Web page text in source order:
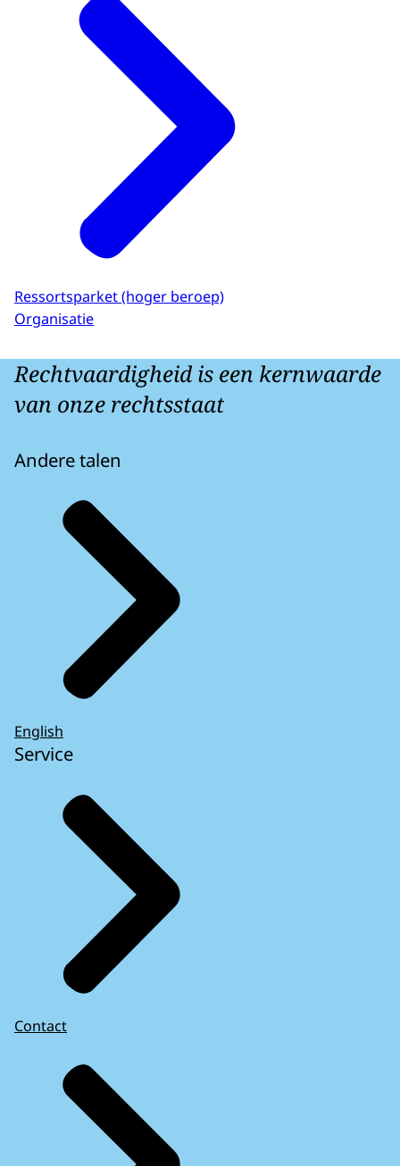
Ressortsparket (hoger beroep)
Organisatie
Rechtvaardigheid is een kernwaarde
van onze rechtsstaat
Andere talen
English
Service
Contact